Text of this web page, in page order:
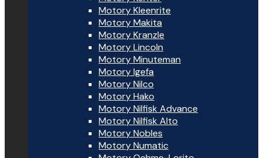
Motory Kleenrite
Motory Makita
Motory Kranzle
Motory Lincoln
Motory Minuteman
Motory Igefa
Motory Nilco
Motory Hako
Motory Nilfisk Advance
Motory Nilfisk Alto
Motory Nobles
Motory Numatic